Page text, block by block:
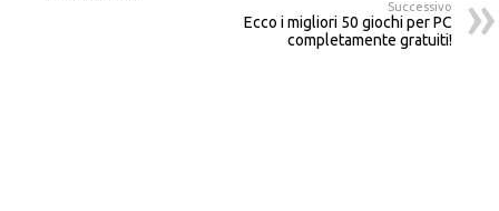
Successivo
Ecco i migliori 50 giochi per PC
completamente gratuiti!